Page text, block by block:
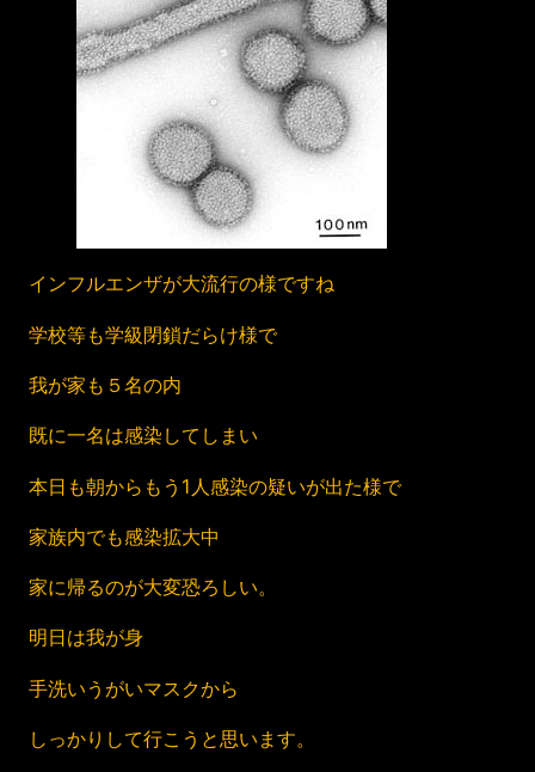
インフルエンザが大流行の様ですね
学校等も学級閉鎖だらけ様で
我が家も５名の内
既に一名は感染してしまい
本日も朝からもう1人感染の疑いが出た様で
家族内でも感染拡大中
家に帰るのが大変恐ろしい。
明日は我が身
手洗いうがいマスクから
しっかりして行こうと思います。